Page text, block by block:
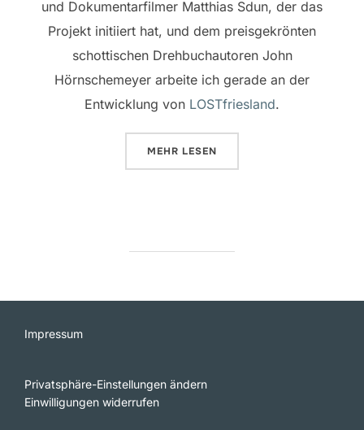
und Dokumentarfilmer Matthias Sdun, der das
Projekt initiiert hat, und dem preisgekrönten
schottischen Drehbuchautoren John
Hörnschemeyer arbeite ich gerade an der
Entwicklung von LOSTfriesland.
MEHR ÜBER „WIR SEHEN UNS IN
LESEN
Impressum
Privatsphäre-Einstellungen ändern
Einwilligungen widerrufen